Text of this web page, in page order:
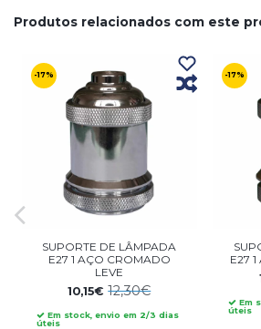
Produtos relacionados com este
-17%
SUPORTE DE LÂMPADA
E27 1 AÇO CROMADO
LEVE
10,15€12,30€
Em stock, envio em 2/3 dias
úteis
-17%
E27
Em
úteis